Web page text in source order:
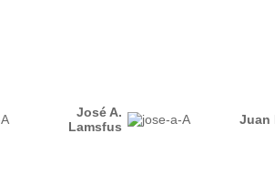
José A.
Lamsfus
Juan